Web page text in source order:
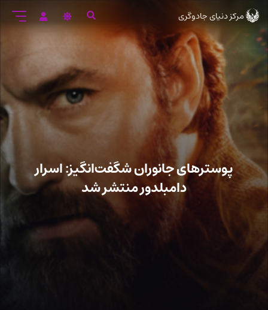
ورود
به
متن
مرکز دنیای جادوگری
پوسترهای جانوران شگفت‌انگیز: اسرار
دامبلدور منتشر شد